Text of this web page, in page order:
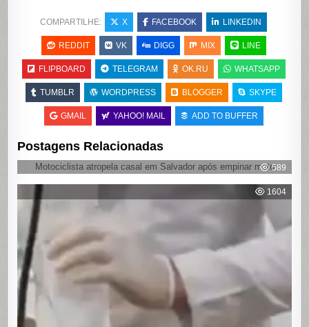
COMPARTILHE: X FACEBOOK LINKEDIN
REDDIT VK DIGG MIX LINE
FLIPBOARD TELEGRAM OK.RU WHATSAPP
TUMBLR WORDPRESS BLOGGER SKYPE
GMAIL YAHOO! MAIL ADD TO BUFFER
Postagens Relacionadas
589
Motociclista atropela casal em Salvador após empinar moto
1604